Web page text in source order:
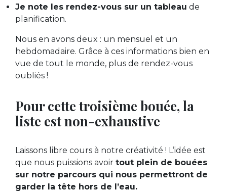
Je note les rendez-vous sur un tableau de
planification.
Nous en avons deux : un mensuel et un
hebdomadaire. Grâce à ces informations bien en
vue de tout le monde, plus de rendez-vous
oubliés !
Pour cette troisième bouée, la
liste est non-exhaustive
Laissons libre cours à notre créativité ! L’idée est
que nous puissions avoir tout plein de bouées
sur notre parcours qui nous permettront de
garder la tête hors de l’eau.